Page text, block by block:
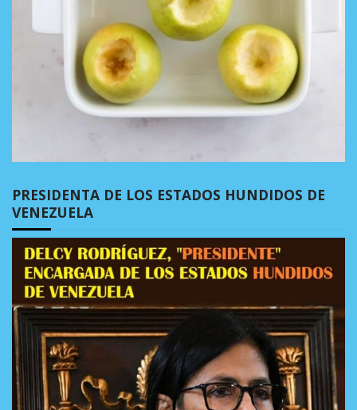
PRESIDENTA DE LOS ESTADOS HUNDIDOS DE
VENEZUELA